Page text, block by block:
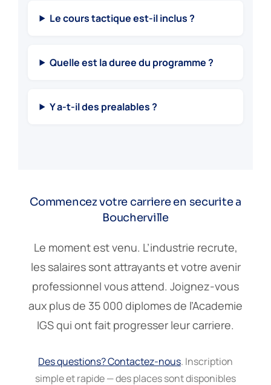
Le cours tactique est-il inclus ?
Quelle est la duree du programme ?
Y a-t-il des prealables ?
Commencez votre carriere en securite a
Boucherville
Le moment est venu. L’industrie recrute,
les salaires sont attrayants et votre avenir
professionnel vous attend. Joignez-vous
aux plus de 35 000 diplomes de l’Academie
IGS qui ont fait progresser leur carriere.
Des questions? Contactez-nous. Inscription
simple et rapide — des places sont disponibles